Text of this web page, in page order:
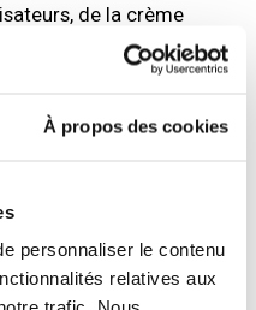
À propos des cookies
personnaliser le contenu
relatives aux
de la crème
des vêtements clairs,
besoin en ce moment
jours ?
un chiffre précis. On
en situation de